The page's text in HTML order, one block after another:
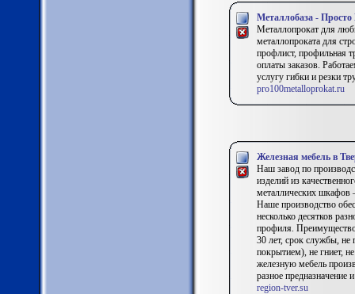
Металлобаза -
Металлопрокат для
металлопроката для
профлист, профильная
оплаты заказов.
услугу гибки и резки
pro100metalloprokat.ru
Железная мебель в
Наш завод по
изделий из
металлических шкафов
Наше производство
несколько десятков
профиля. Преимущество
30 лет, срок службы, не
покрытием), не гниет,
железную мебель
разное предназначение
region-tver.su